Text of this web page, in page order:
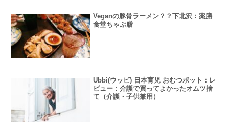
Veganの豚骨ラーメン？？下北沢：薬膳
食堂ちゃぶ膳
Ubbi(ウッビ) 日本育児 おむつポット：レ
ビュー：介護で買ってよかったオムツ捨
て（介護・子供兼用）